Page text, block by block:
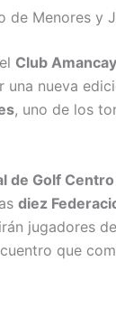
de Menores y
Club Amancay
una nueva
, uno de los
de Golf
diez
jugadores
que